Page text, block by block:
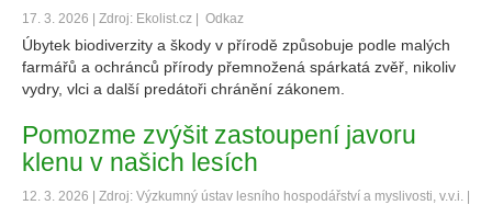
17. 3. 2026 | Zdroj: Ekolist.cz | Odkaz
Úbytek biodiverzity a škody v přírodě způsobuje podle malých
farmářů a ochránců přírody přemnožená spárkatá zvěř, nikoliv
vydry, vlci a další predátoři chránění zákonem.
Pomozme zvýšit zastoupení javoru
klenu v našich lesích
12. 3. 2026 | Zdroj: Výzkumný ústav lesního hospodářství a myslivosti, v.v.i. |